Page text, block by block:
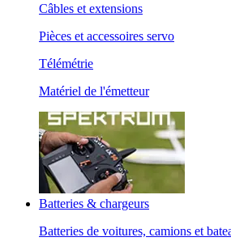
Câbles et extensions
Pièces et accessoires servo
Télémétrie
Matériel de l'émetteur
Batteries & chargeurs
Batteries de voitures, camions et